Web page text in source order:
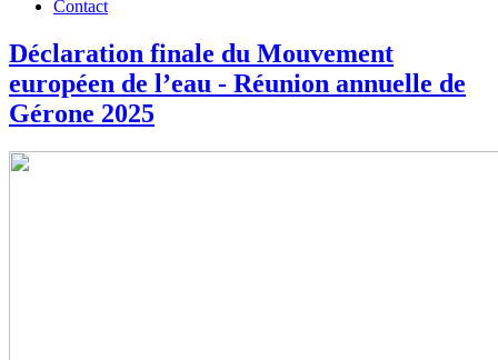
Contact
Déclaration finale du Mouvement
européen de l’eau - Réunion annuelle de
Gérone 2025